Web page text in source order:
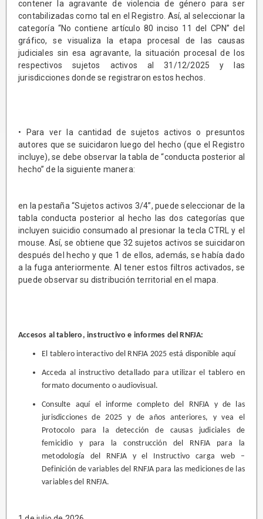
contener la agravante de violencia de género para ser
contabilizadas como tal en el Registro. Así, al seleccionar la
categoría “No contiene artículo 80 inciso 11 del CPN” del
gráfico, se visualiza la etapa procesal de las causas
judiciales sin esa agravante, la situación procesal de los
respectivos sujetos activos al 31/12/2025 y las
jurisdicciones donde se registraron estos hechos.
• Para ver la cantidad de sujetos activos o presuntos
autores que se suicidaron luego del hecho (que el Registro
incluye), se debe observar la tabla de “conducta posterior al
hecho” de la siguiente manera:
en la pestaña “Sujetos activos 3/4”, puede seleccionar de la
tabla conducta posterior al hecho las dos categorías que
incluyen suicidio consumado al presionar la tecla CTRL y el
mouse. Así, se obtiene que 32 sujetos activos se suicidaron
después del hecho y que 1 de ellos, además, se había dado
a la fuga anteriormente. Al tener estos filtros activados, se
puede observar su distribución territorial en el mapa.
Accesos al tablero, instructivo e informes del RNFJA:
El tablero interactivo del RNFJA 2025 está disponible aquí
Acceda al instructivo detallado para utilizar el tablero en
formato documento oaudiovisual.
Consulte aquí el informe completo del RNFJA y de las
jurisdicciones de 2025 y de años anteriores, y vea el
Protocolo para la detección de causas judiciales de
femicidio y para la construcción del RNFJA para la
metodología del RNFJA y el Instructivo carga web –
Definición de variables del RNFJA para las mediciones de las
variables del RNFJA.